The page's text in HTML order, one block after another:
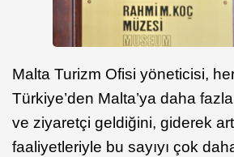
Malta Turizm Ofisi yöneticisi, her
Türkiye’den Malta’ya daha
ve ziyaretçi geldiğini, giderek
faaliyetleriyle bu sayıyı çok